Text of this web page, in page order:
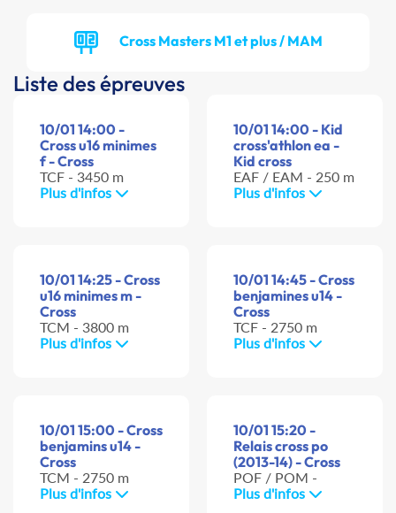
Cross Masters M1 et plus / MAM
Liste des épreuves
10/01 14:00 -
Cross u16 minimes
f - Cross
TCF - 3450 m
Plus d'infos
10/01 14:00 - Kid
cross'athlon ea -
Kid cross
EAF / EAM - 250 m
Plus d'infos
10/01 14:25 - Cross
u16 minimes m -
Cross
TCM - 3800 m
Plus d'infos
10/01 14:45 - Cross
benjamines u14 -
Cross
TCF - 2750 m
Plus d'infos
10/01 15:00 - Cross
benjamins u14 -
Cross
TCM - 2750 m
Plus d'infos
10/01 15:20 -
Relais cross po
(2013-14) - Cross
POF / POM -
Plus d'infos